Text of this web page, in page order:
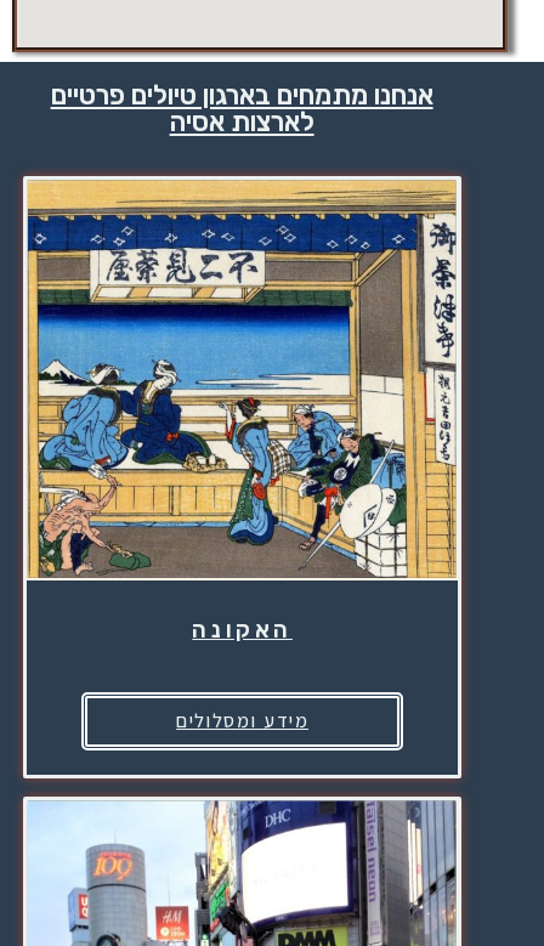
אנחנו מתמחים בארגון טיולים פרטיים
לארצות אסיה
האקונה
מידע ומסלולים